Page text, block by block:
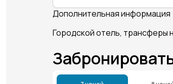
Дополнительная информация
Городской отель, трансферы